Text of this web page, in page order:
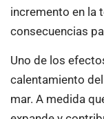
incremento en la
consecuencias
Uno de los
calentamiento
mar. A medida